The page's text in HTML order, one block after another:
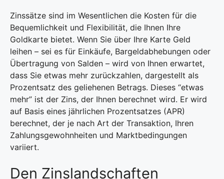
Zinssätze sind im Wesentlichen die Kosten für die
Bequemlichkeit und Flexibilität, die Ihnen Ihre
Goldkarte bietet. Wenn Sie über Ihre Karte Geld
leihen – sei es für Einkäufe, Bargeldabhebungen oder
Übertragung von Salden – wird von Ihnen erwartet,
dass Sie etwas mehr zurückzahlen, dargestellt als
Prozentsatz des geliehenen Betrags. Dieses “etwas
mehr” ist der Zins, der Ihnen berechnet wird. Er wird
auf Basis eines jährlichen Prozentsatzes (APR)
berechnet, der je nach Art der Transaktion, Ihren
Zahlungsgewohnheiten und Marktbedingungen
variiert.
Den Zinslandschaften